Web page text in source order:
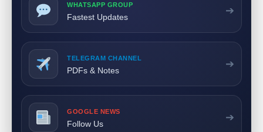
WHATSAPP GROUP
Fastest Updates
➔
TELEGRAM CHANNEL
PDFs & Notes
➔
GOOGLE NEWS
Follow Us
➔